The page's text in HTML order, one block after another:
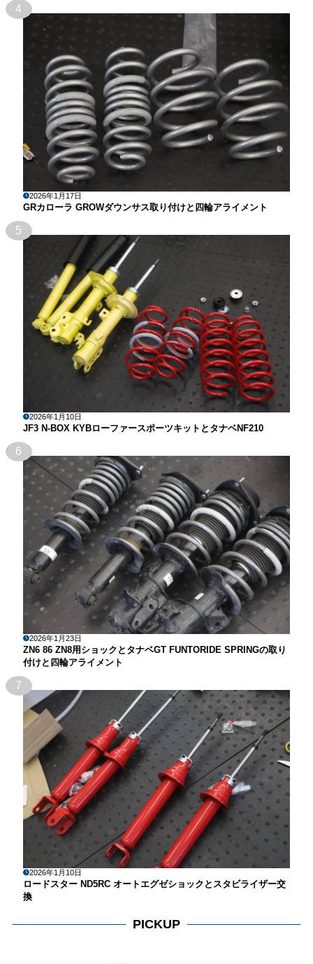
4
2026年1月17日
GRカローラ GROWダウンサス取り付けと四輪アライメント
5
2026年1月10日
JF3 N-BOX KYBローファースポーツキットとタナベNF210
6
2026年1月23日
ZN6 86 ZN8用ショックとタナベGT FUNTORIDE SPRINGの取り
付けと四輪アライメント
7
2026年1月10日
ロードスター ND5RC オートエグゼショックとスタビライザー交
換
PICKUP